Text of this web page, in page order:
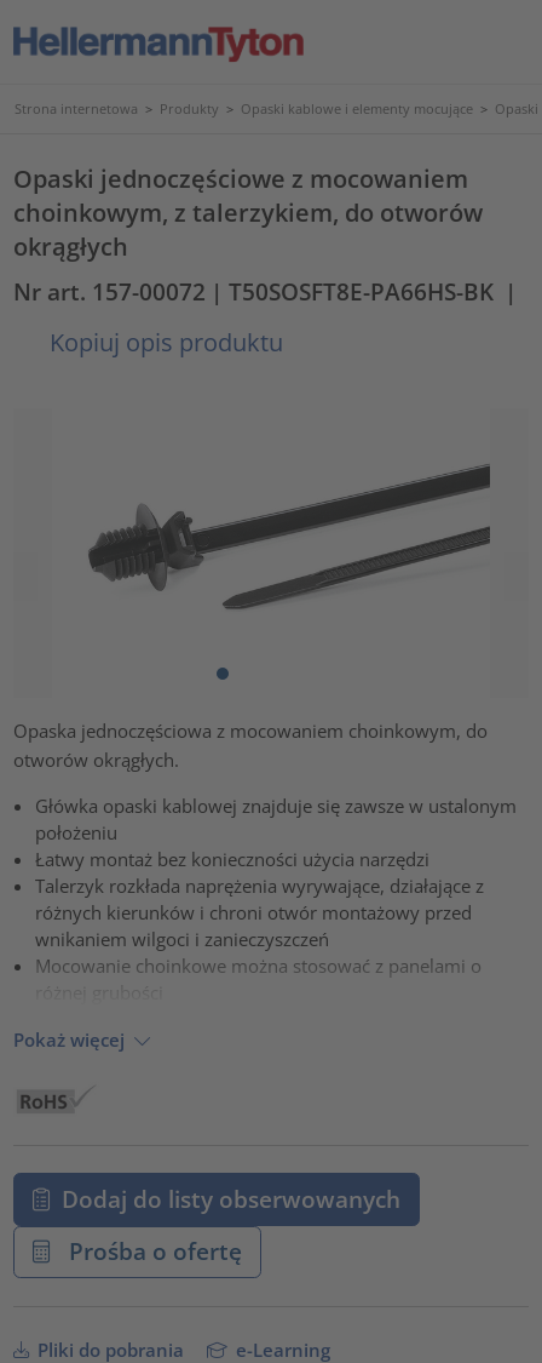
Strona internetowa > Produkty > Opaski kablowe i elementy mocujące >
Opaski jednoczęściowe z mocowaniem
choinkowym, z talerzykiem, do otworów
okrągłych
Nr art. 157-00072 | T50SOSFT8E-PA66HS-BK |
Kopiuj opis produktu
Opaska jednoczęściowa z mocowaniem choinkowym, do
otworów okrągłych.
Główka opaski kablowej znajduje się zawsze w ustalonym
położeniu
Łatwy montaż bez konieczności użycia narzędzi
Talerzyk rozkłada naprężenia wyrywające, działające z
różnych kierunków i chroni otwór montażowy przed
wnikaniem wilgoci i zanieczyszczeń
Mocowanie choinkowe można stosować z panelami o
Pokaż więcej
Dodaj do listy obserwowanych
Prośba o ofertę
Pliki do pobrania e-Learning